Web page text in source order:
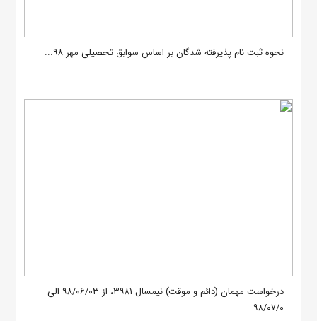
نحوه ثبت نام پذیرفته شدگان بر اساس سوابق تحصیلی مهر ۹۸...
درخواست مهمان (دائم و موقت) نیمسال ۳۹۸۱، از ۹۸/۰۶/۰۳ الی
۹۸/۰۷/۰...